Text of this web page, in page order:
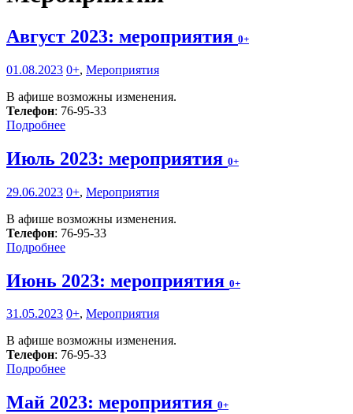
Август 2023: мероприятия 0+
01.08.2023 0+, Мероприятия
В афише возможны изменения.
Телефон: 76-95-33
Подробнее
Июль 2023: мероприятия 0+
29.06.2023 0+, Мероприятия
В афише возможны изменения.
Телефон: 76-95-33
Подробнее
Июнь 2023: мероприятия 0+
31.05.2023 0+, Мероприятия
В афише возможны изменения.
Телефон: 76-95-33
Подробнее
Май 2023: мероприятия 0+